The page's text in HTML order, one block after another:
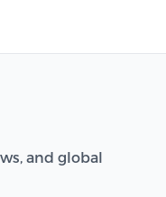
and global